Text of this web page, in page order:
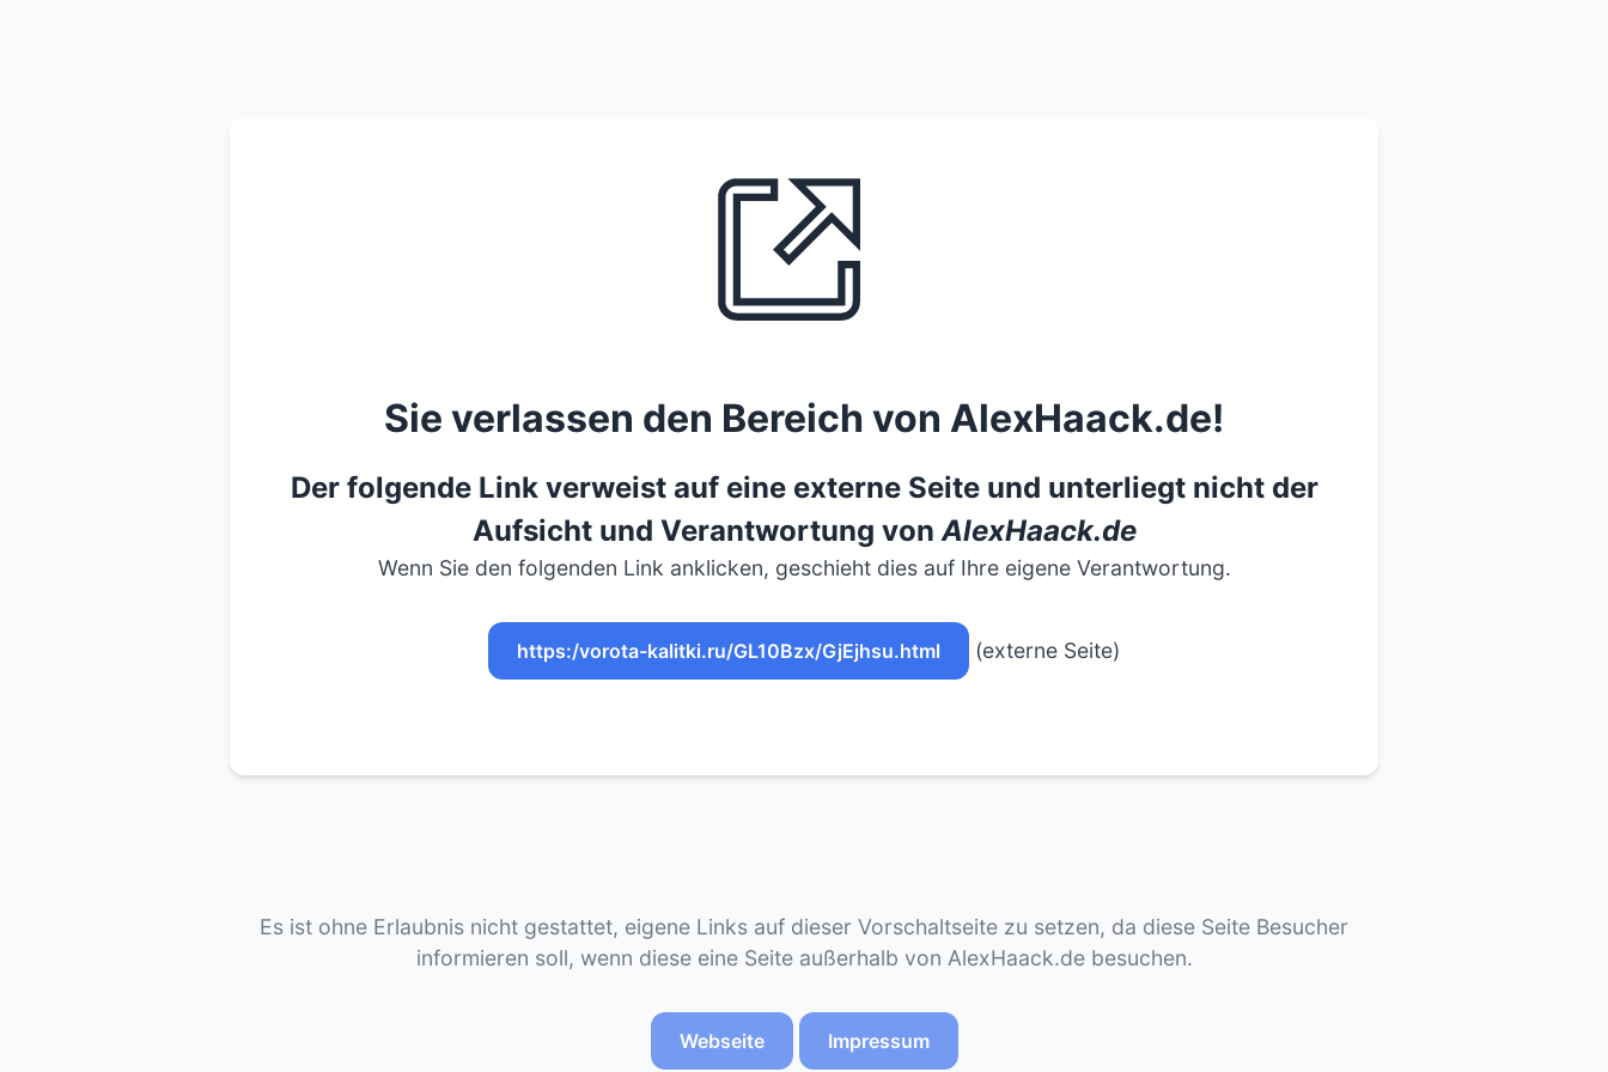
Sie verlassen den Bereich von AlexHaack.de!
Der folgende Link verweist auf eine externe Seite und unterliegt nicht der
Aufsicht und Verantwortung vonAlexHaack.de
Wenn Sie den folgenden Link anklicken, geschieht dies auf Ihre eigene Verantwortung.
https:/vorota-kalitki.ru/GL10Bzx/GjEjhsu.html (externe Seite)
Es ist ohne Erlaubnis nicht gestattet, eigene Links auf dieser Vorschaltseite zu setzen, da diese Seite Besucher
informieren soll, wenn diese eine Seite außerhalb von AlexHaack.de besuchen.
Webseite Impressum